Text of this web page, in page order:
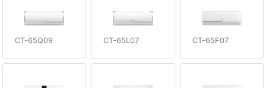
CT-65Q09 CT-65L07 CT-65F07